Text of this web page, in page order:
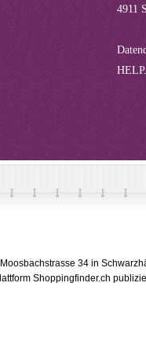
4911
34 in
Shoppingfinder.ch